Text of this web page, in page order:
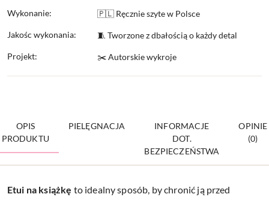
Wykonanie: 🇵🇱 Ręcznie szyte w Polsce
Jakośc wykonania: 🧵 Tworzone z dbałością o każdy detal
Projekt: ✂️ Autorskie wykroje
OPIS
PRODUKTU
PIELĘGNACJA
INFORMACJE
DOT.
BEZPIECZEŃSTWA
OPINIE
(0)
Etui na książkę to idealny sposób, by chronić ją przed